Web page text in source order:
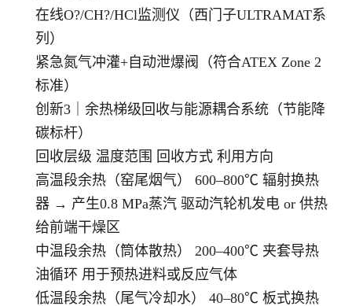
在线O?/CH?/HCl监测仪（西门子ULTRAMAT系
列）
紧急氮气冲灌+自动泄爆阀（符合ATEX Zone 2
标准）
创新3｜余热梯级回收与能源耦合系统（节能降
碳标杆）
回收层级 温度范围 回收方式 利用方向
高温段余热（窑尾烟气） 600–800℃ 辐射换热
器 → 产生0.8 MPa蒸汽 驱动汽轮机发电 or 供热
给前端干燥区
中温段余热（筒体散热） 200–400℃ 夹套导热
油循环 用于预热进料或反应气体
低温段余热（尾气冷却水） 40–80℃ 板式换热